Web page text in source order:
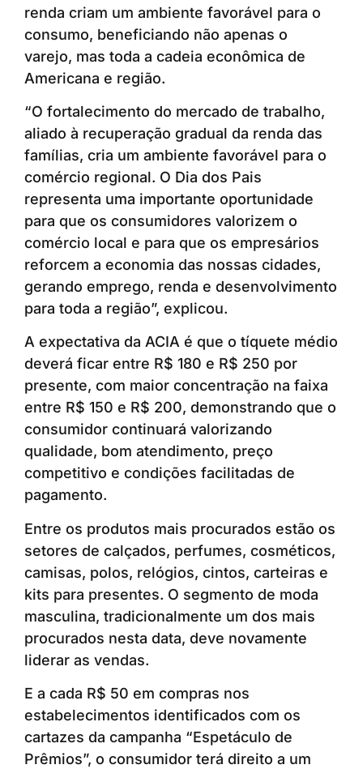
renda criam um ambiente favorável para o
consumo, beneficiando não apenas o
varejo, mas toda a cadeia econômica de
Americana e região.
“O fortalecimento do mercado de trabalho,
aliado à recuperação gradual da renda das
famílias, cria um ambiente favorável para o
comércio regional. O Dia dos Pais
representa uma importante oportunidade
para que os consumidores valorizem o
comércio local e para que os empresários
reforcem a economia das nossas cidades,
gerando emprego, renda e desenvolvimento
para toda a região”, explicou.
A expectativa da ACIA é que o tíquete médio
deverá ficar entre R$ 180 e R$ 250 por
presente, com maior concentração na faixa
entre R$ 150 e R$ 200, demonstrando que o
consumidor continuará valorizando
qualidade, bom atendimento, preço
competitivo e condições facilitadas de
pagamento.
Entre os produtos mais procurados estão os
setores de calçados, perfumes, cosméticos,
camisas, polos, relógios, cintos, carteiras e
kits para presentes. O segmento de moda
masculina, tradicionalmente um dos mais
procurados nesta data, deve novamente
liderar as vendas.
E a cada R$ 50 em compras nos
estabelecimentos identificados com os
cartazes da campanha “Espetáculo de
Prêmios”, o consumidor terá direito a um